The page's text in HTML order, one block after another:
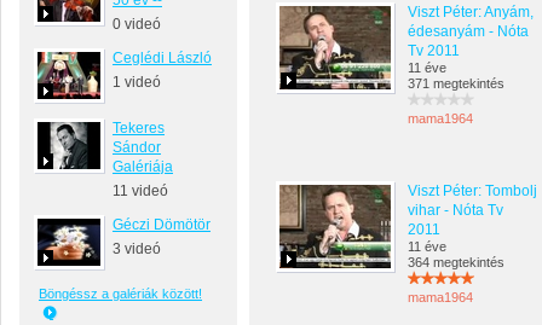
0 videó
Ceglédi László
1 videó
Tekeres
Sándor
Galériája
11 videó
Géczi Dömötör
3 videó
Böngéssz a galériák között!
Viszt Péter: Anyám,
édesanyám - Nóta
Tv 2011
11 éve
371 megtekintés
mama1964
Viszt Péter: Tombolj
vihar - Nóta Tv
2011
11 éve
364 megtekintés
mama1964